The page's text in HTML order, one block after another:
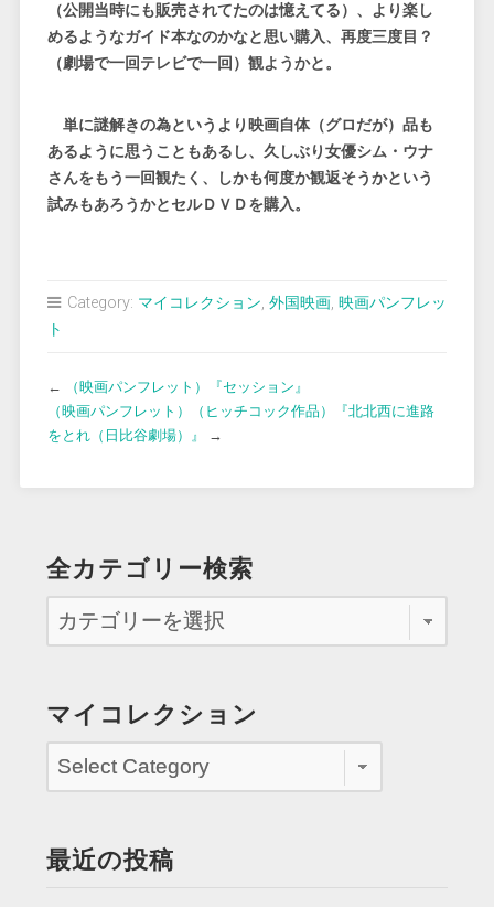
（公開当時にも販売されてたのは憶えてる）、より楽し
めるようなガイド本なのかなと思い購入、再度三度目？
（劇場で一回テレビで一回）観ようかと。
単に謎解きの為というより映画自体（グロだが）品も
あるように思うこともあるし、久しぶり女優シム・ウナ
さんをもう一回観たく、しかも何度か観返そうかという
試みもあろうかとセルＤＶＤを購入。
Category: マイコレクション, 外国映画, 映画パンフレッ
ト
←
（映画パンフレット）『セッション』
（映画パンフレット）（ヒッチコック作品）『北北西に進路
をとれ（日比谷劇場）』
→
全カテゴリー検索
マイコレクション
最近の投稿